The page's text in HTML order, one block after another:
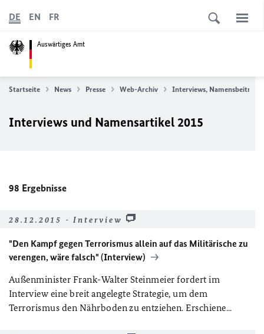
Auswärtiges Amt
DE EN FR
Startseite News Presse Web-Archiv Interviews, Namensbeiträge
Interviews und Namensartikel 2015
98 Ergebnisse
28.12.2015 - Interview
"Den Kampf gegen Terrorismus allein auf das Militärische zu
verengen, wäre falsch" (Interview)
Außenminister Frank-Walter Steinmeier fordert im
Interview eine breit angelegte Strategie, um dem
Terrorismus den Nährboden zu entziehen. Erschiene...